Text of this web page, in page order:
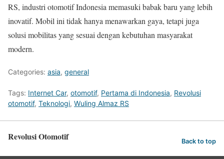
RS, industri otomotif Indonesia memasuki babak baru yang lebih
inovatif. Mobil ini tidak hanya menawarkan gaya, tetapi juga
solusi mobilitas yang sesuai dengan kebutuhan masyarakat
modern.
Categories: asia, general
Tags: Internet Car, otomotif, Pertama di Indonesia, Revolusi
otomotif, Teknologi, Wuling Almaz RS
Revolusi Otomotif Back to top